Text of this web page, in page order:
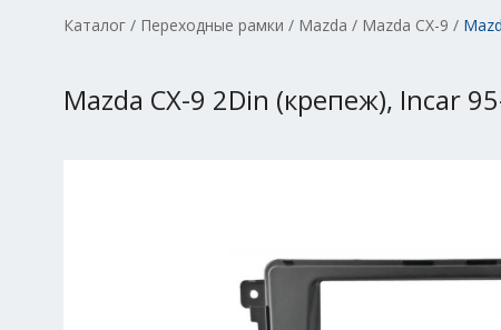
Каталог / Переходные рамки / Mazda / Mazda CX-9 /
Mazda CX-9 2Din (крепеж), Incar